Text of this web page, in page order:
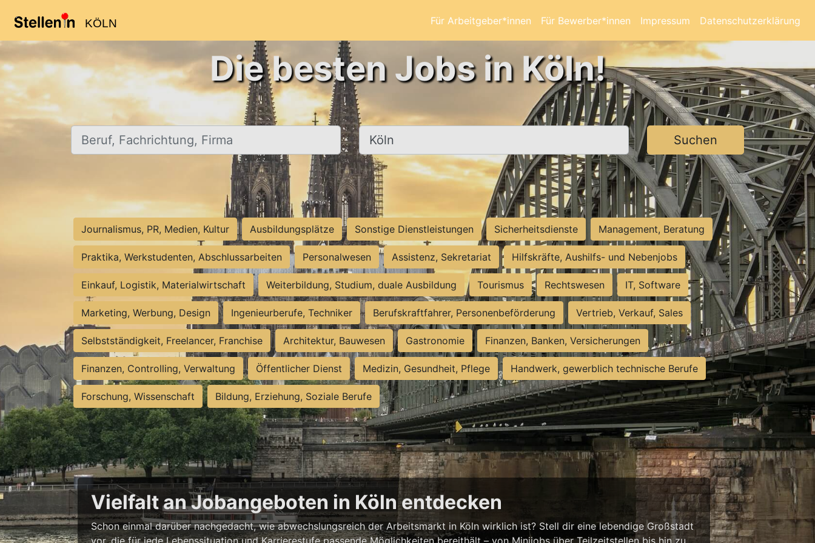
KÖLN Für Arbeitgeber*innen Für Bewerber*innen Impressum Datenschutzerklärung
Die besten Jobs in Köln!
Beruf, Fachrichtung, Firma Ort, Stadt Suchen
Journalismus, PR, Medien, Kultur Ausbildungsplätze Sonstige Dienstleistungen Sicherheitsdienste Management, Beratung
Praktika, Werkstudenten, Abschlussarbeiten Personalwesen Assistenz, Sekretariat Hilfskräfte, Aushilfs- und Nebenjobs
Einkauf, Logistik, Materialwirtschaft Weiterbildung, Studium, duale Ausbildung Tourismus Rechtswesen IT, Software
Marketing, Werbung, Design Ingenieurberufe, Techniker Berufskraftfahrer, Personenbeförderung Vertrieb, Verkauf, Sales
Selbstständigkeit, Freelancer, Franchise Architektur, Bauwesen Gastronomie Finanzen, Banken, Versicherungen
Finanzen, Controlling, Verwaltung Öffentlicher Dienst Medizin, Gesundheit, Pflege Handwerk, gewerblich technische Berufe
Forschung, Wissenschaft Bildung, Erziehung, Soziale Berufe
Vielfalt an Jobangeboten in Köln entdecken
Schon einmal darüber nachgedacht, wie abwechslungsreich der Arbeitsmarkt in Köln wirklich ist? Stell dir eine lebendige Großstadt